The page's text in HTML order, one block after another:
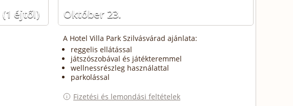
(1 éjtől) Október 23.
A Hotel Villa Park Szilvásvárad ajánlata:
reggelis ellátással
játszószobával és játékteremmel
wellnessrészleg használattal
parkolással
Fizetési és lemondási feltételek